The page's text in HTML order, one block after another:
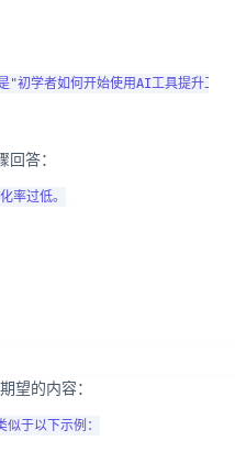
答：
率过低。
望的内容：
于以下示例：